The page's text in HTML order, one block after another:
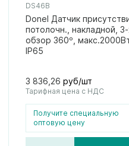
DS46B
Donel Датчик
потолочн., накладной, 3-
обзор 360º,
IP65
3 836,26 руб/шт
Тарифная цена с НДС
Получите специальную
оптовую цену